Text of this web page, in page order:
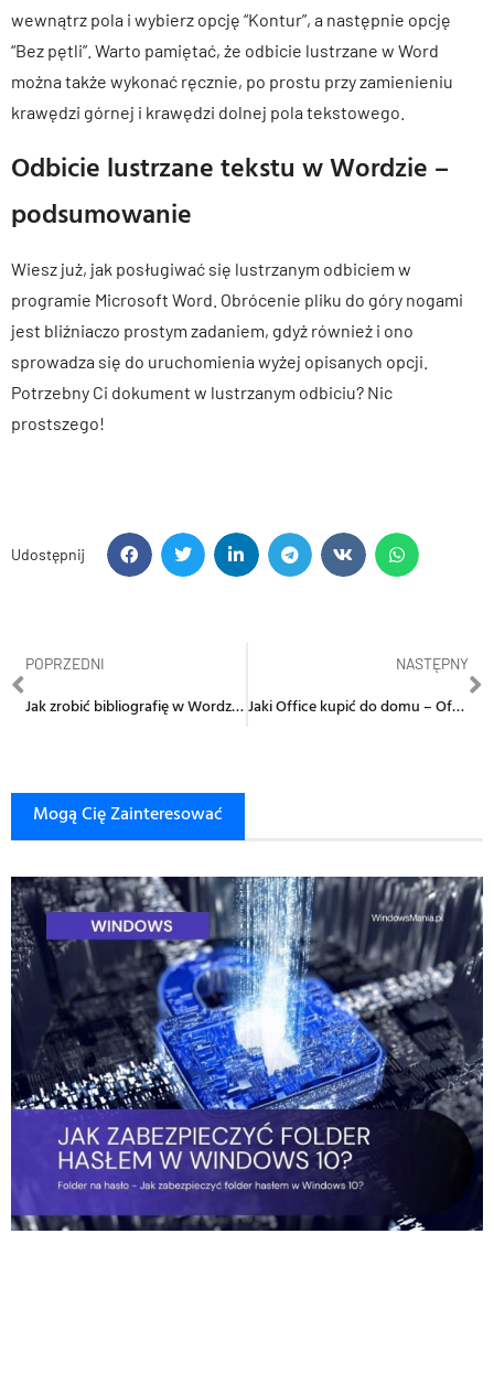
wewnątrz pola i wybierz opcję “Kontur”, a następnie opcję
“Bez pętli”. Warto pamiętać, że odbicie lustrzane w Word
można także wykonać ręcznie, po prostu przy zamienieniu
krawędzi górnej i krawędzi dolnej pola tekstowego.
Odbicie lustrzane tekstu w Wordzie –
podsumowanie
Wiesz już, jak posługiwać się lustrzanym odbiciem w
programie Microsoft Word. Obrócenie pliku do góry nogami
jest bliźniaczo prostym zadaniem, gdyż również i ono
sprowadza się do uruchomienia wyżej opisanych opcji.
Potrzebny Ci dokument w lustrzanym odbiciu? Nic
prostszego!
Udostępnij
POPRZEDNI
Jak zrobić bibliografię w Wordzie? Bibliografia w MS Word – krok po kroku
NASTĘPNY
Jaki Office kupić do domu – Office 2019, czy Microsoft 365?
Mogą Cię Zainteresować